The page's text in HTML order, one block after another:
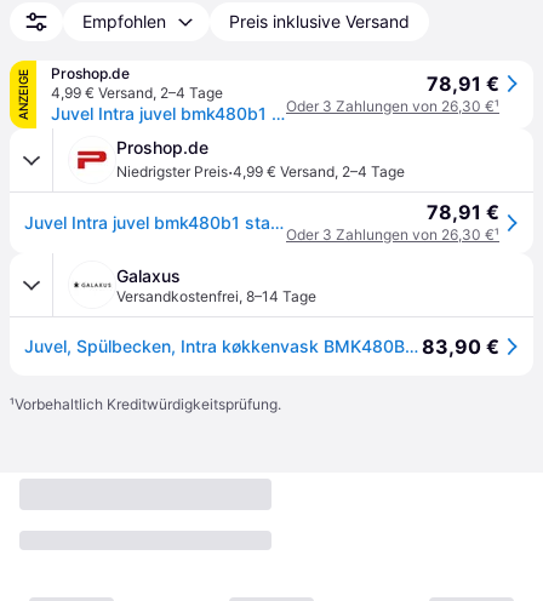
Empfohlen Preis inklusive Versand
ANZEIGE
Proshop.de
4,99 € Versand, 2–4 Tage
Juvel Intra juvel bmk480b1 stainless steel kitchen sink inset with
78,91 €
Oder 3 Zahlungen von 26,30 €¹
Proshop.de
Niedrigster Preis·4,99 € Versand, 2–4 Tage
Juvel Intra juvel bmk480b1 stainless steel kitchen sink inset with 78,91 €
Oder 3 Zahlungen von 26,30 €¹
Galaxus
Versandkostenfrei, 8–14 Tage
Juvel, Spülbecken, Intra køkkenvask BMK480B1 480 x 340 mm mat med strainer (34cm, 48cm)83,90 €
¹Vorbehaltlich Kreditwürdigkeitsprüfung.